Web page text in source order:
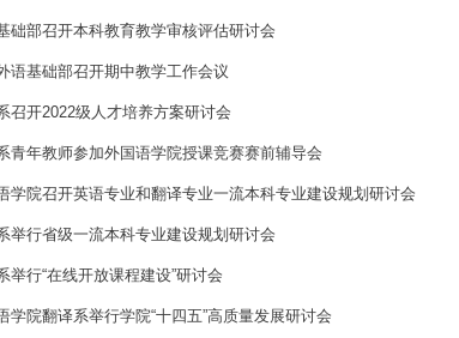
础部召开本科教育教学审核评估研讨会
语基础部召开期中教学工作会议
召开2022级人才培养方案研讨会
青年教师参加外国语学院授课竞赛赛前辅导会
学院召开英语专业和翻译专业一流本科专业建设规划研讨会
举行省级一流本科专业建设规划研讨会
举行“在线开放课程建设”研讨会
学院翻译系举行学院“十四五”高质量发展研讨会